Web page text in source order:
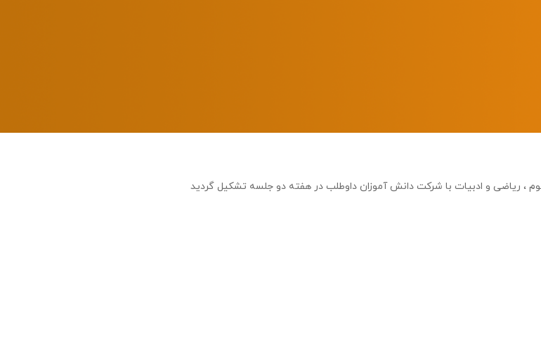
ریاضی و ادبیات با شرکت دانش آموزان داوطلب در هفته دو جلسه تشکیل گردید